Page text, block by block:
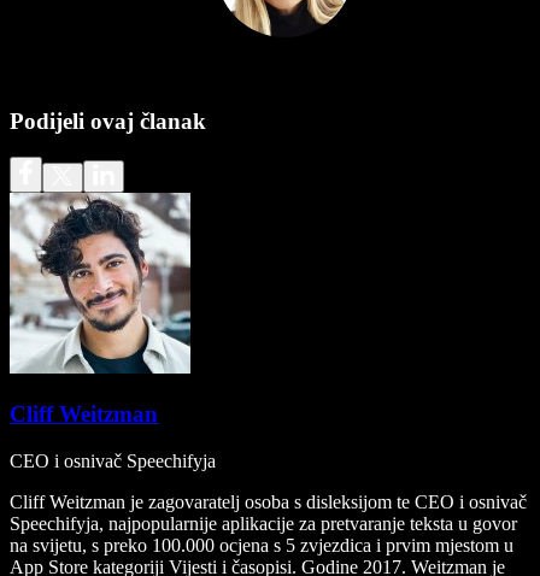
Podijeli ovaj članak
Cliff Weitzman
CEO i osnivač Speechifyja
Cliff Weitzman je zagovaratelj osoba s disleksijom te CEO i osnivač
Speechifyja, najpopularnije aplikacije za pretvaranje teksta u govor
na svijetu, s preko 100.000 ocjena s 5 zvjezdica i prvim mjestom u
App Store kategoriji Vijesti i časopisi. Godine 2017. Weitzman je